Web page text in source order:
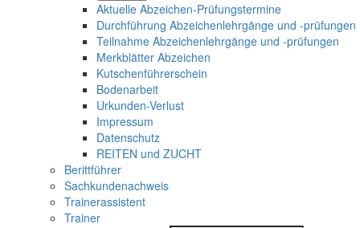
Aktuelle Abzeichen-Prüfungstermine
Durchführung Abzeichenlehrgänge und -prüfungen
Teilnahme Abzeichenlehrgänge und -prüfungen
Merkblätter Abzeichen
Kutschenführerschein
Bodenarbeit
Urkunden-Verlust
Impressum
Datenschutz
REITEN und ZUCHT
Berittführer
Sachkundenachweis
Trainerassistent
Trainer